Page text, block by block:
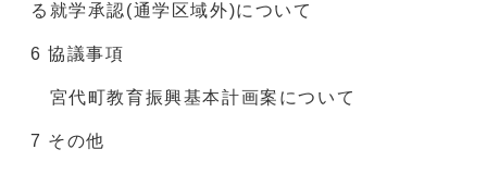
る就学承認(通学区域外)について
6 協議事項
宮代町教育振興基本計画案について
7 その他